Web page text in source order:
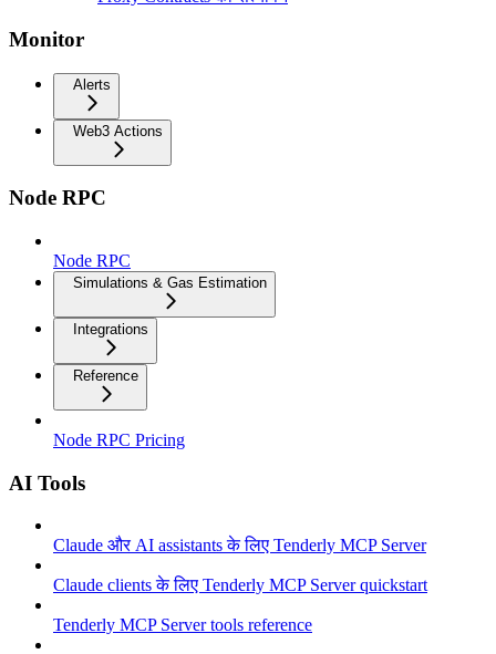
Monitor
Alerts
Web3 Actions
Node RPC
Node RPC
Simulations & Gas Estimation
Integrations
Reference
Node RPC Pricing
AI Tools
Claude और AI assistants के लिए Tenderly MCP Server
Claude clients के लिए Tenderly MCP Server quickstart
Tenderly MCP Server tools reference